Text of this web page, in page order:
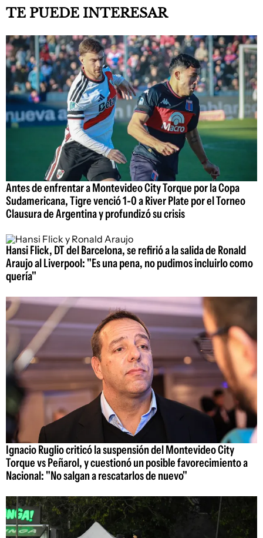
TE PUEDE INTERESAR
Antes de enfrentar a Montevideo City Torque por la Copa
Sudamericana, Tigre venció 1-0 a River Plate por el Torneo
Clausura de Argentina y profundizó su crisis
Hansi Flick, DT del Barcelona, se refirió a la salida de Ronald
Araujo al Liverpool: "Es una pena, no pudimos incluirlo como
quería"
Ignacio Ruglio criticó la suspensión del Montevideo City
Torque vs Peñarol, y cuestionó un posible favorecimiento a
Nacional: "No salgan a rescatarlos de nuevo"